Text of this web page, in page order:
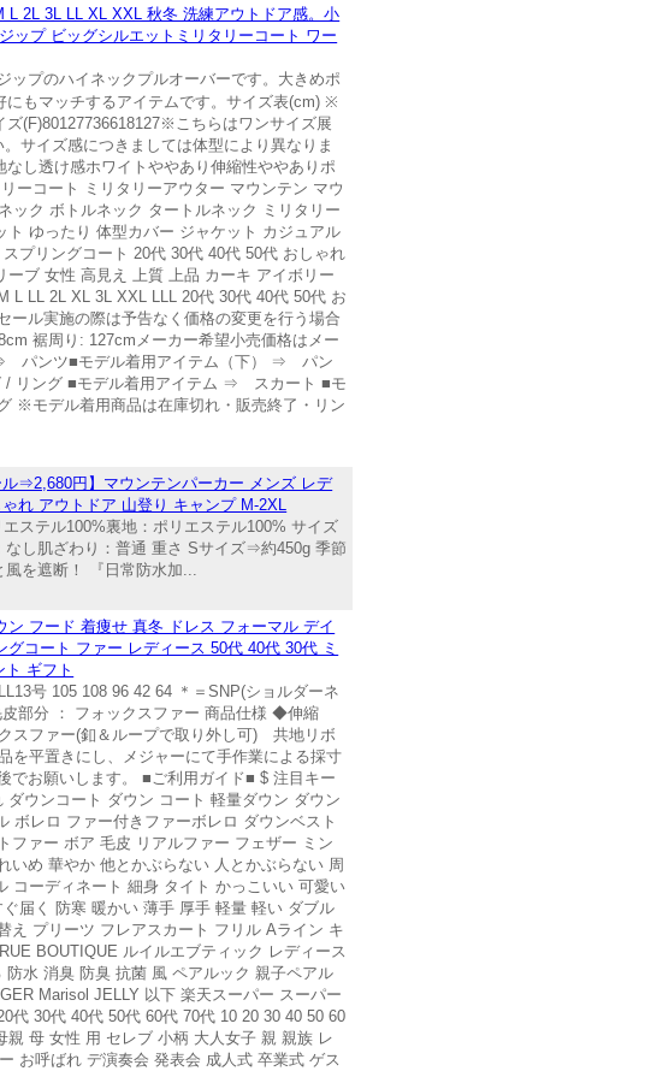
2L 3L LL XL XXL 秋冬 洗練アウトドア感。小
ップ ビッグシルエットミリタリーコート ワー
プのハイネックプルオーバーです。大きめポ
もマッチするアイテムです。サイズ表(cm) ※
(F)80127736618127※こちらはワンサイズ展
サイズ感につきましては体型により異なりま
し透け感ホワイトややあり伸縮性ややありポ
ーコート ミリタリーアウター マウンテン マウ
ック ボトルネック タートルネック ミリタリー
ゆったり 体型カバー ジャケット カジュアル
プリングコート 20代 30代 40代 50代 おしゃれ
ブ 女性 高見え 上質 上品 カーキ アイボリー
L LL 2L XL 3L XXL LLL 20代 30代 40代 50代 お
ール実施の際は予告なく価格の変更を行う場合
裾周り: 127cmメーカー希望小売価格はメー
⇒ パンツ■モデル着用アイテム（下） ⇒ パン
リング ■モデル着用アイテム ⇒ スカート ■モ
モデル着用商品は在庫切れ・販売終了・リン
⇒2,680円】マウンテンパーカー メンズ レデ
れ アウトドア 山登り キャンプ M-2XL
ステル100%裏地：ポリエステル100% サイズ
し肌ざわり：普通 重さ Sサイズ⇒約450g 季節
を遮断！ 『日常防水加...
フード 着痩せ 真冬 ドレス フォーマル デイ
コート ファー レディース 50代 40代 30代 ミ
ギフト
号 105 108 96 42 64 ＊＝SNP(ショルダーネ
部分 ： フォックスファー 商品仕様 ◆伸縮
ファー(釦＆ループで取り外し可) 共地リボ
平置きにし、メジャーにて手作業による採寸
でお願いします。 ■ご利用ガイド■ $ 注目キー
ウンコート ダウン コート 軽量ダウン ダウン
ボレロ ファー付きファーボレロ ダウンベスト
ファー ボア 毛皮 リアルファー フェザー ミン
め 華やか 他とかぶらない 人とかぶらない 周
コーディネート 細身 タイト かっこいい 可愛い
届く 防寒 暖かい 薄手 厚手 軽量 軽い ダブル
え プリーツ フレアスカート フリル Aライン キ
BOUTIQUE ルイルエブティック レディース
水 消臭 防臭 抗菌 風 ペアルック 親子ペアル
Marisol JELLY 以下 楽天スーパー スーパー
代 30代 40代 50代 60代 70代 10 20 30 40 50 60
母 女性 用 セレブ 小柄 大人女子 親 親族 レ
お呼ばれ デ演奏会 発表会 成人式 卒業式 ゲス